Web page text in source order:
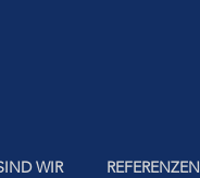
WIR REFERENZEN